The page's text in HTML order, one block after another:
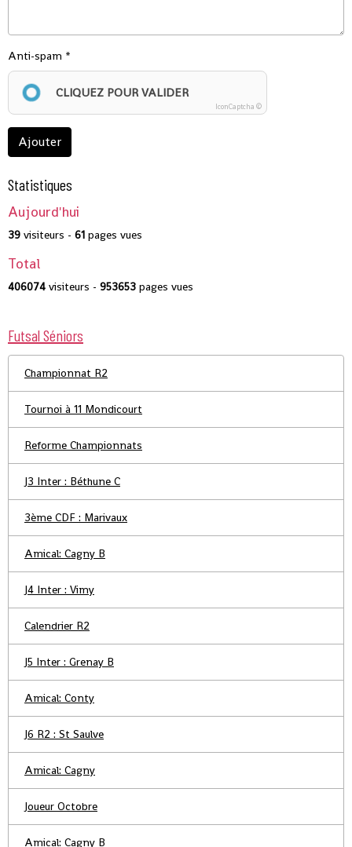
Anti-spam
CLIQUEZ POUR VALIDER
IconCaptcha ©
Ajouter
Statistiques
Aujourd'hui
39 visiteurs - 61 pages vues
Total
406074 visiteurs - 953653 pages vues
Futsal Séniors
Championnat R2
Tournoi à 11 Mondicourt
Reforme Championnats
J3 Inter : Béthune C
3ème CDF : Marivaux
Amical: Cagny B
J4 Inter : Vimy
Calendrier R2
J5 Inter : Grenay B
Amical: Conty
J6 R2 : St Saulve
Amical: Cagny
Joueur Octobre
Amical: Cagny B